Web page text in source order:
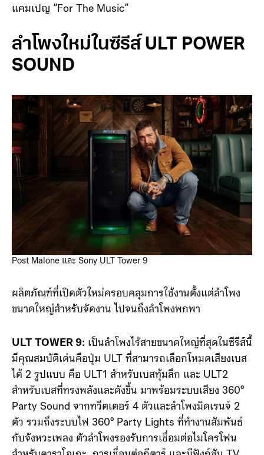
เปิดตัวไมโครโฟนไร้สาย ULTMIC1 พร้อมกันนี้ยังได้
แคมเปญ “For The Music”
ลำโพงใหม่ในซีรีส์ ULT POWER
SOUND
Post Malone และ Sony ULT Tower 9
ขนาดใหญ่สำหรับจัดงาน ไปจนถึงลำโพงพกพา
ULT TOWER 9:เป็นลำโพงไร้สายขนาดใหญ่ที่สุดในซีรีส์นี้
มีคุณสมบัติเด่นคือปุ่ม ULT ที่สามารถเลือกโหมดเสียงเบส
ได้ 2 รูปแบบ คือ ULT1 สำหรับเบสทุ้มลึก และ ULT2
สำหรับเบสที่ทรงพลังและดังขึ้น มาพร้อมระบบเสียง 360°
Party Sound จากทวีตเตอร์ 4 ตัวและลำโพงมิดเรนจ์ 2